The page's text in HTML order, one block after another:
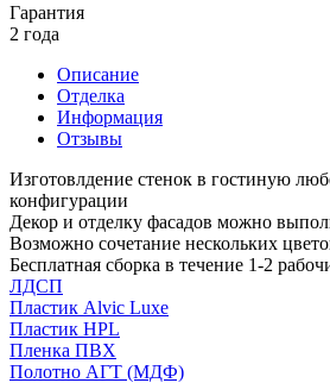
Гарантия
2 года
Описание
Отделка
Информация
Отзывы
Изготовлдение стенок в гостиную
конфигурации
Декор и отделку фасадов можно
Возможно сочетание нескольких
Бесплатная сборка в течение 1-2
ЛДСП
Пластик Alvic Luxe
Пластик HPL
Пленка ПВХ
Полотно АГТ (МДФ)